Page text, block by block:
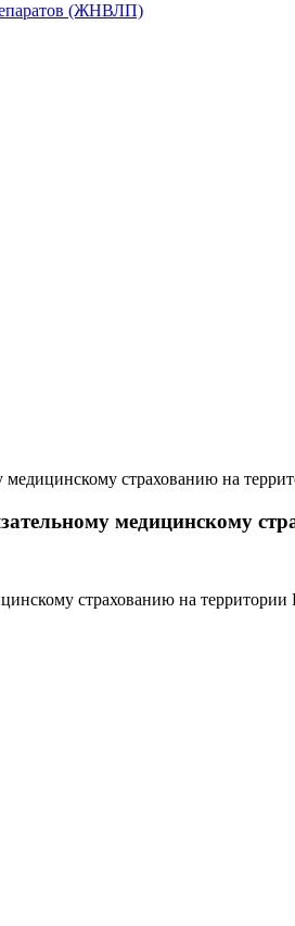
(ЖНВЛП)
страхованию на
медицинскому
страхованию на территории